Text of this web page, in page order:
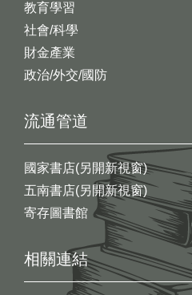
教育學習
社會/科學
財金產業
政治/外交/國防
流通管道
國家書店(另開新視窗)
五南書店(另開新視窗)
寄存圖書館
相關連結